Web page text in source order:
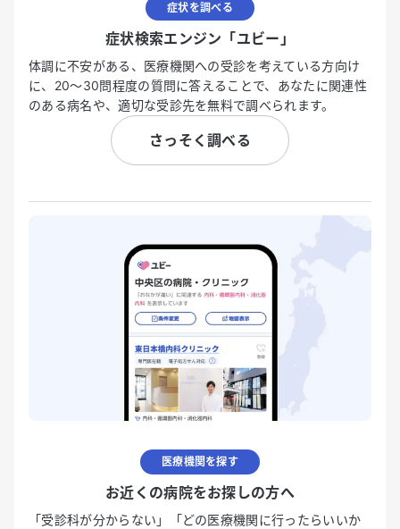
症状を調べる
症状検索エンジン「ユビー」
体調に不安がある、医療機関への受診を考えている方向け
に、20〜30問程度の質問に答えることで、あなたに関連性
のある病名や、適切な受診先を無料で調べられます。
さっそく調べる
医療機関を探す
お近くの病院をお探しの方へ
「受診科が分からない」「どの医療機関に行ったらいいか